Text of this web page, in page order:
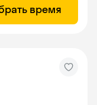
время